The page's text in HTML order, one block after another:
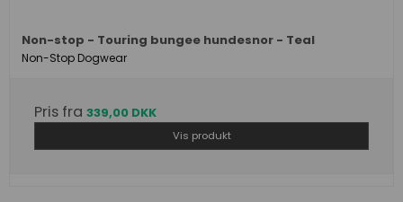
Non-stop - Touring bungee hundesnor - Teal
Non-Stop Dogwear
Pris fra 339,00 DKK
Vis produkt